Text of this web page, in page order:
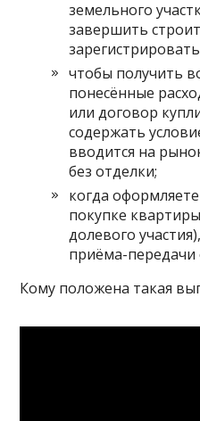
земельного
завершить
чтобы получить
понесённые
или договор
содержать
вводится на
без отделки;
когда
покупке
долевого
приёма-передачи
Кому положена такая